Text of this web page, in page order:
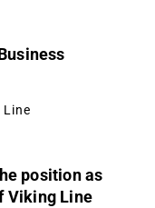
Line
position as
Viking Line